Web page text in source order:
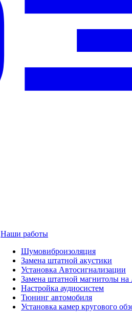
Наши работы
Шумовиброизоляция
Замена штатной акустики
Установка Автосигнализации
Замена штатной магнитолы на
Настройка аудиосистем
Тюнинг автомобиля
Установка камер кругового